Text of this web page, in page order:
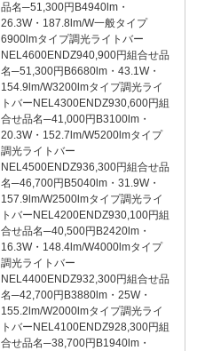
品名─51,300円B4940lm・
26.3W・187.8lm/W一般タイプ
6900lmタイプ調光ライトバー
NEL4600ENDZ940,900円組合せ品
名─51,300円B6680lm・43.1W・
154.9lm/W3200lmタイプ調光ライ
トバーNEL4300ENDZ930,600円組
合せ品名─41,000円B3100lm・
20.3W・152.7lm/W5200lmタイプ
調光ライトバー
NEL4500ENDZ936,300円組合せ品
名─46,700円B5040lm・31.9W・
157.9lm/W2500lmタイプ調光ライ
トバーNEL4200ENDZ930,100円組
合せ品名─40,500円B2420lm・
16.3W・148.4lm/W4000lmタイプ
調光ライトバー
NEL4400ENDZ932,300円組合せ品
名─42,700円B3880lm・25W・
155.2lm/W2000lmタイプ調光ライ
トバーNEL4100ENDZ928,300円組
合せ品名─38,700円B1940lm・